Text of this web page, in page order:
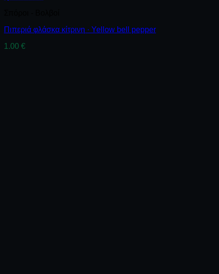
Πιπεριά φλάσκα κίτρινη · Yellow bell pepper
1.00 €